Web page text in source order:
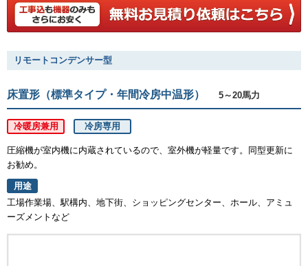
リモートコンデンサー型
床置形（標準タイプ・年間冷房中温形） 5～20馬力
冷暖房兼用 冷房専用
圧縮機が室内機に内蔵されているので、室外機が軽量です。同型更新に
お勧め。
用途
工場作業場、駅構内、地下街、ショッピングセンター、ホール、アミュ
ーズメントなど